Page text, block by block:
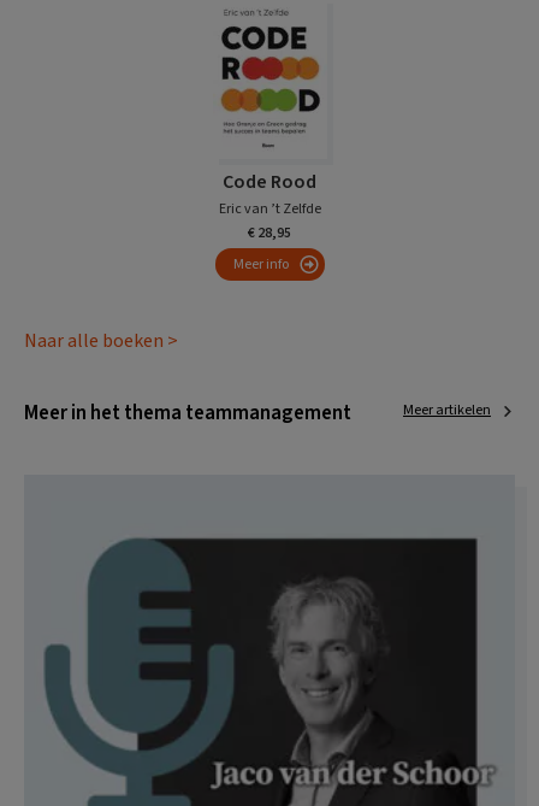
Code Rood
Eric van ’t Zelfde
€ 28,95
Meer info
Naar alle boeken >
Meer in het thema teammanagement Meer artikelen